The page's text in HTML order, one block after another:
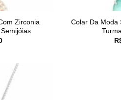
Zirconia
Colar Da Moda